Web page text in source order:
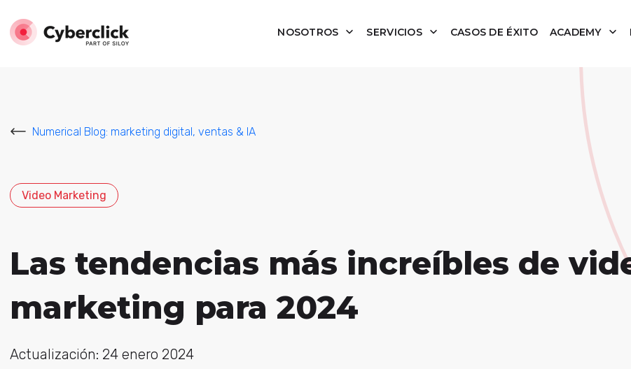
NOSOTROS SERVICIOS CASOS DE ÉXITO ACADEMY
Numerical Blog: marketing digital, ventas & IA
Video Marketing
Las tendencias más increíbles de
marketing para 2024
Actualización: 24 enero 2024